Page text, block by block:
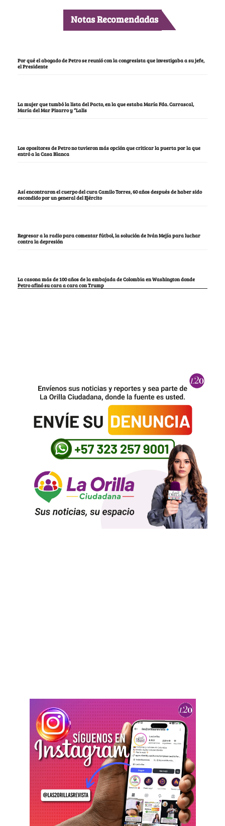
Notas Recomendadas
Por qué el abogado de Petro se reunió con la congresista que investigaba a su jefe,
el Presidente
La mujer que tumbó la lista del Pacto, en la que estaba María Fda. Carrascal,
María del Mar Pizarro y “Lalis
Los opositores de Petro no tuvieron más opción que criticar la puerta por la que
entró a la Casa Blanca
Así encontraron el cuerpo del cura Camilo Torres, 60 años después de haber sido
escondido por un general del Ejército
Regresar a la radio para comentar fútbol, la solución de Iván Mejía para luchar
contra la depresión
La casona más de 100 años de la embajada de Colombia en Washington donde
Petro afinó su cara a cara con Trump